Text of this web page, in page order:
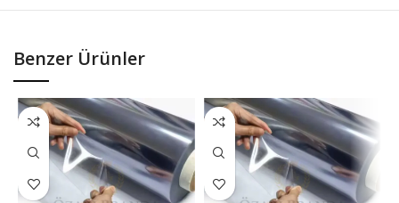
Benzer Ürünler